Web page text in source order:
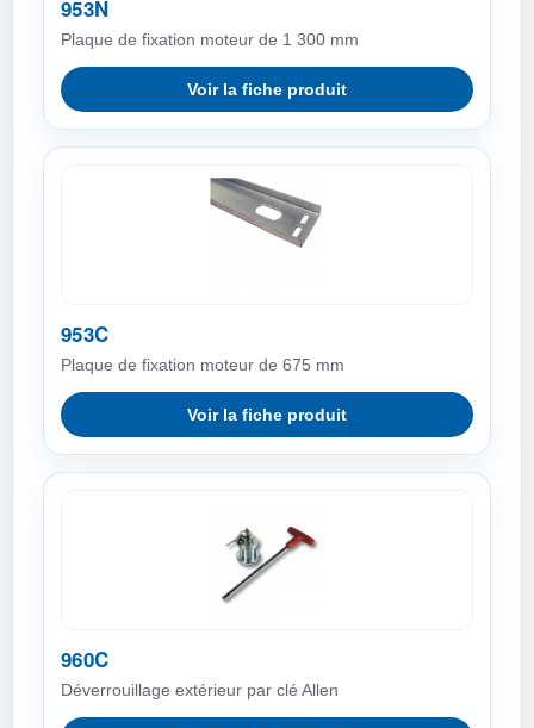
953N
Plaque de fixation moteur de 1 300 mm
Voir la fiche produit
953C
Plaque de fixation moteur de 675 mm
Voir la fiche produit
960C
Déverrouillage extérieur par clé Allen